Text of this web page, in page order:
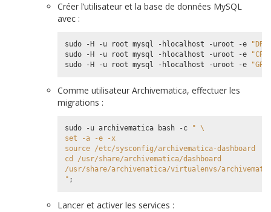
Créer l’utilisateur et la base de données MySQL
avec :
sudo -H -u root mysql -hlocalhost -uroot -e
sudo -H -u root mysql -hlocalhost -uroot -e
sudo -H -u root mysql -hlocalhost -uroot -e
Comme utilisateur Archivematica, effectuer les
migrations :
sudo -u archivematica bash -c
" \
set -a -e -x
source /etc/sysconfig/archivematica-dashboard
cd /usr/share/archivematica/dashboard
/usr/share/archivematica/virtualenvs/
" ;
Lancer et activer les services :